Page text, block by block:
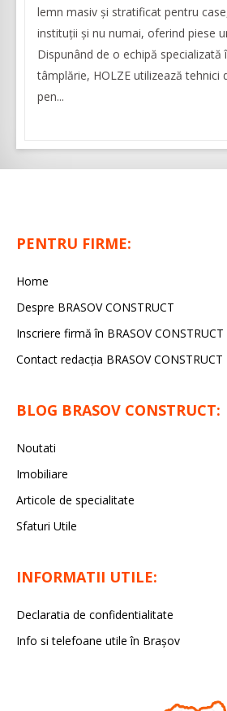
lemn masiv și stratificat pentru
instituții și nu numai, oferind piese
Dispunând de o echipă specializată
tâmplărie, HOLZE utilizează tehnici
pen...
PENTRU FIRME:
Home
Despre BRASOV CONSTRUCT
Inscriere firmă în BRASOV CONSTRUCT
Contact redacţia BRASOV CONSTRUCT
BLOG BRASOV CONSTRUCT:
Noutati
Imobiliare
Articole de specialitate
Sfaturi Utile
INFORMATII UTILE:
Declaratia de confidentialitate
Info si telefoane utile în Braşov